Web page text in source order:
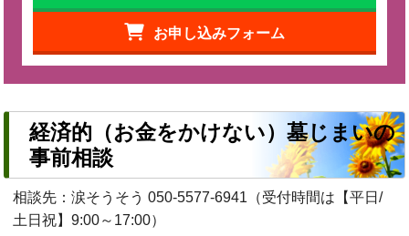
お申し込みフォーム
経済的（お金をかけない）墓じまいの
事前相談
相談先：涙そうそう050-5577-6941 （受付時間は【平日/
土日祝】9:00～17:00）